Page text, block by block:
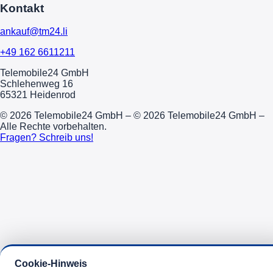
Kontakt
ankauf@tm24.li
+49 162 6611211
Telemobile24 GmbH
Schlehenweg 16
65321 Heidenrod
© 2026 Telemobile24 GmbH – © 2026 Telemobile24 GmbH –
Alle Rechte vorbehalten.
Fragen? Schreib uns!
Cookie-Hinweis